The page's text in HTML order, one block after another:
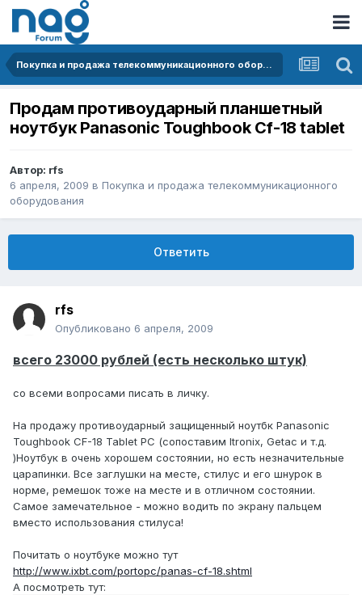
Покупка и продажа телекоммуникационного оборудования
Продам противоударный планшетный
ноутбук Panasonic Toughbook Cf-18 tablet
Автор: rfs
6 апреля, 2009 в Покупка и продажа телекоммуникационного
оборудования
Ответить
rfs
Опубликовано 6 апреля, 2009
всего 23000 рублей (есть несколько штук)
со всеми вопросами писать в личку.
На продажу противоударный защищенный ноутбк Panasonic
Toughbook CF-18 Tablet PC (сопоставим Itronix, Getac и т.д.
)Ноутбук в очень хорошем состоянии, но есть незначительные
царапинки. Все заглушки на месте, стилус и его шнурок в
норме, ремешок тоже на месте и в отличном состоянии.
Самое замечательное - можно водить по экрану пальцем
вместо использования стилуса!
Почитать о ноутбуке можно тут
http://www.ixbt.com/portopc/panas-cf-18.shtml
А посмотреть тут: